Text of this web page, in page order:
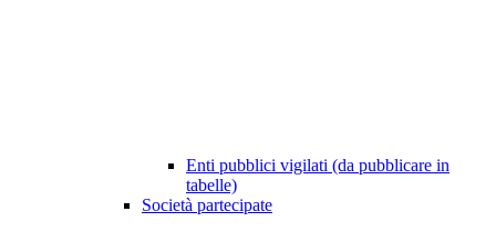
Enti pubblici vigilati (da pubblicare in
tabelle)
Società partecipate